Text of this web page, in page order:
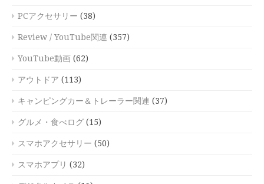
PCアクセサリー (38)
Review / YouTube関連 (357)
YouTube動画 (62)
アウトドア (113)
キャンピングカー＆トレーラー関連 (37)
グルメ・食べログ (15)
スマホアクセサリー (50)
スマホアプリ (32)